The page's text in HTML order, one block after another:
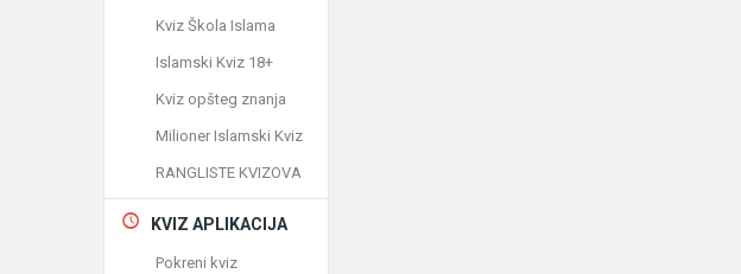
Kviz Škola Islama
Islamski Kviz 18+
Kviz opšteg znanja
Milioner Islamski Kviz
RANGLISTE KVIZOVA
KVIZ APLIKACIJA
Pokreni kviz